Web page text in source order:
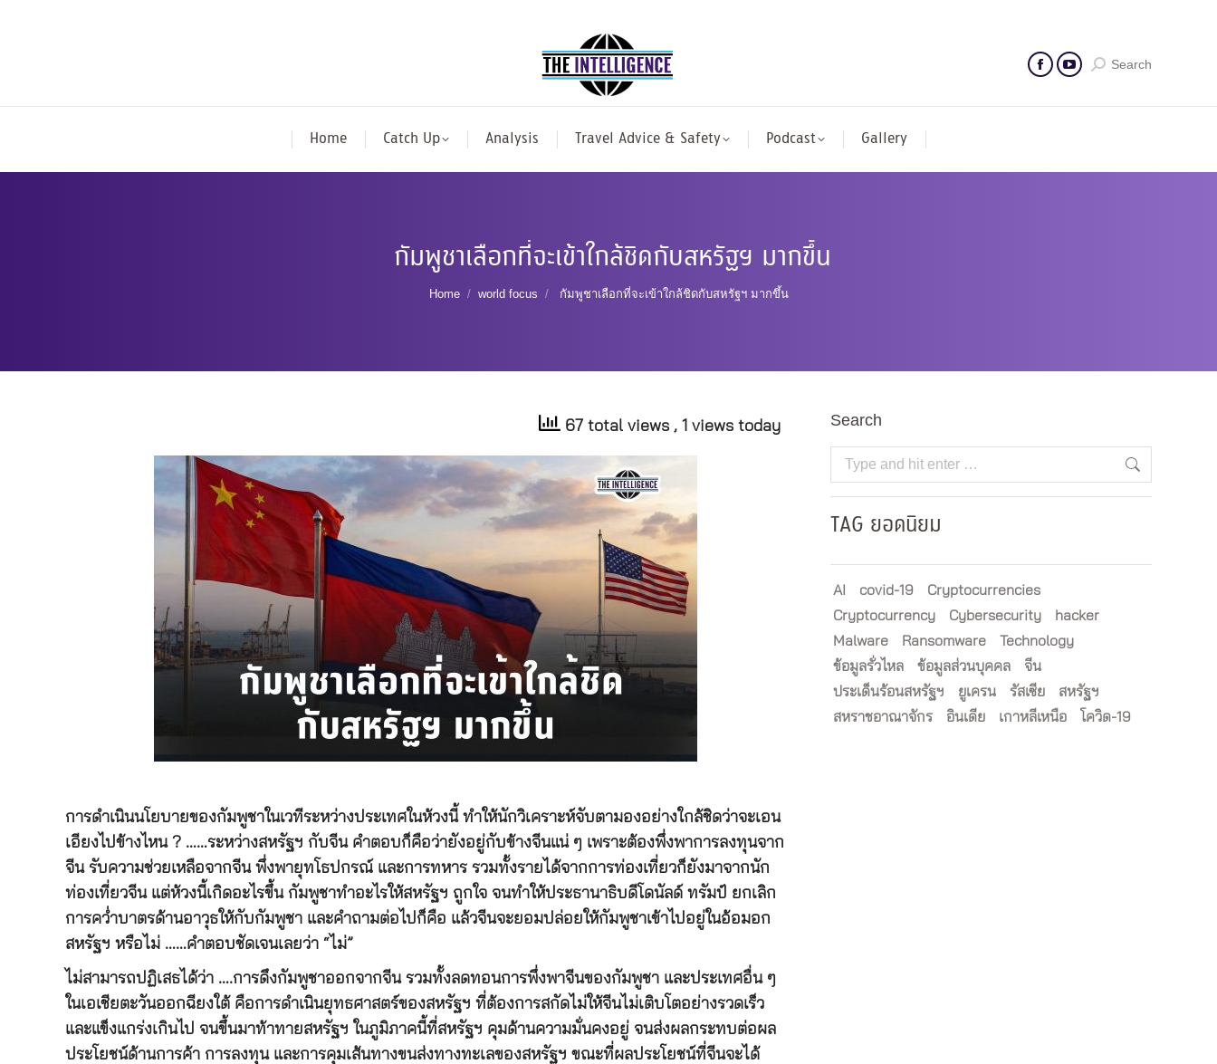
Search
Home Catch Up Analysis Travel Advice & Safety Podcast Gallery
กัมพูชาเลือกที่จะเข้าใกล้ชิดกับสหรัฐฯ มากขึ้น
You are here:
Home world focus กัมพูชาเลือกที่จะเข้าใกล้ชิดกับสหรัฐฯ มากขึ้น
67 total views , 1 views today
การดำเนินนโยบายของกัมพูชาในเวทีระหว่างประเทศในห้วงนี้ ทำให้นักวิเคราะห์จับตามองอย่างใกล้ชิดว่าจะเอน
เอียงไปข้างไหน ? ……ระหว่างสหรัฐฯ กับจีน คำตอบก็คือว่ายังอยู่กับข้างจีนแน่ ๆ เพราะต้องพึ่งพาการลงทุนจาก
จีน รับความช่วยเหลือจากจีน พึ่งพายุทโธปกรณ์ และการทหาร รวมทั้งรายได้จากการท่องเที่ยวก็ยังมาจากนัก
ท่องเที่ยวจีน แต่ห้วงนี้เกิดอะไรขึ้น กัมพูชาทำอะไรให้สหรัฐฯ ถูกใจ จนทำให้ประธานาธิบดีโดนัลด์ ทรัมป์ ยกเลิก
การคว่ำบาตรด้านอาวุธให้กับกัมพูชา และคำถามต่อไปก็คือ แล้วจีนจะยอมปล่อยให้กัมพูชาเข้าไปอยู่ในอ้อมอก
สหรัฐฯ หรือไม่ ……คำตอบชัดเจนเลยว่า “ไม่”
ไม่สามารถปฏิเสธได้ว่า ….การดึงกัมพูชาออกจากจีน รวมทั้งลดทอนการพึ่งพาจีนของกัมพูชา และประเทศอื่น ๆ
ในเอเชียตะวันออกฉียงใต้ คือการดำเนินยุทธศาสตร์ของสหรัฐฯ ที่ต้องการสกัดไม่ให้จีนไม่เติบโตอย่างรวดเร็ว
และแข็งแกร่งเกินไป จนขึ้นมาท้าทายสหรัฐฯ ในภูมิภาคนี้ที่สหรัฐฯ คุมด้านความมั่นคงอยู่ จนส่งผลกระทบต่อผล
ประโยชน์ด้านการค้า การลงทุน และการคุมเส้นทางขนส่งทางทะเลของสหรัฐฯ ขณะที่ผลประโยชน์ที่จีนจะได้
Search
Search:
TAG ยอดนิยม
AI covid-19
Cryptocurrencies
Cryptocurrency
Cybersecurity
hacker
Malware
Ransomware
Technology
ข้อมูลรั่วไหล
ข้อมูลส่วนบุคคล
จีน
ประเด็นร้อนสหรัฐฯ
ยูเครน รัสเซีย
สหรัฐฯ
สหราชอาณาจักร
อินเดีย เกาหลีเหนือ โควิด-19